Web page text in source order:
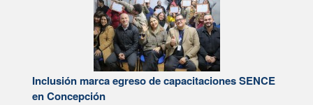
Inclusión marca egreso de capacitaciones SENCE
en Concepción